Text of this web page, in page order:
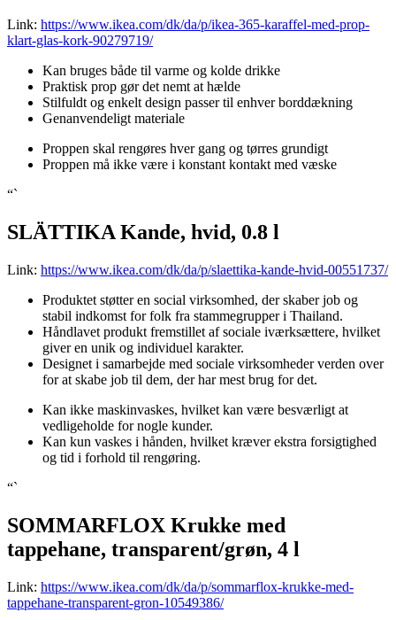
Link: https://www.ikea.com/dk/da/p/ikea-365-karaffel-med-prop-
klart-glas-kork-90279719/
Kan bruges både til varme og kolde drikke
Praktisk prop gør det nemt at hælde
Stilfuldt og enkelt design passer til enhver borddækning
Genanvendeligt materiale
Proppen skal rengøres hver gang og tørres grundigt
Proppen må ikke være i konstant kontakt med væske
“`
SLÄTTIKA Kande, hvid, 0.8 l
Link: https://www.ikea.com/dk/da/p/slaettika-kande-hvid-00551737/
Produktet støtter en social virksomhed, der skaber job og
stabil indkomst for folk fra stammegrupper i Thailand.
Håndlavet produkt fremstillet af sociale iværksættere, hvilket
giver en unik og individuel karakter.
Designet i samarbejde med sociale virksomheder verden over
for at skabe job til dem, der har mest brug for det.
Kan ikke maskinvaskes, hvilket kan være besværligt at
vedligeholde for nogle kunder.
Kan kun vaskes i hånden, hvilket kræver ekstra forsigtighed
og tid i forhold til rengøring.
“`
SOMMARFLOX Krukke med
tappehane, transparent/grøn, 4 l
Link: https://www.ikea.com/dk/da/p/sommarflox-krukke-med-
tappehane-transparent-gron-10549386/